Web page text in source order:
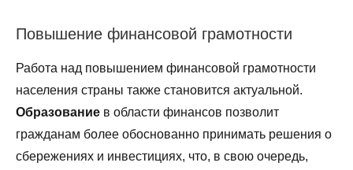
Повышение финансовой грамотности
Работа над повышением финансовой грамотности
населения страны также становится актуальной.
Образование в области финансов позволит
гражданам более обоснованно принимать решения о
сбережениях и инвестициях, что, в свою очередь,